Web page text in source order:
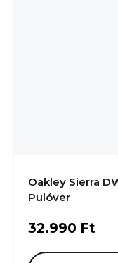
Oakley Sierra
Pulóver
32.990 Ft